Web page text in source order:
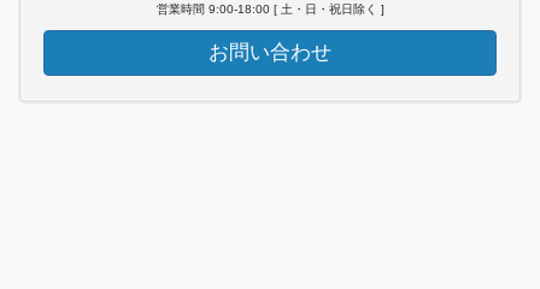
営業時間 9:00-18:00 [ 土・日・祝日除く ]
お問い合わせ